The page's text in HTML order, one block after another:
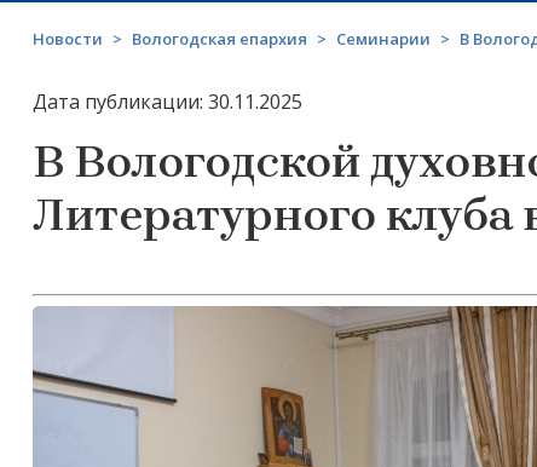
Новости > Вологодская епархия > Семинарии > В
Дата публикации: 30.11.2025
В Вологодской
Литературного клуба